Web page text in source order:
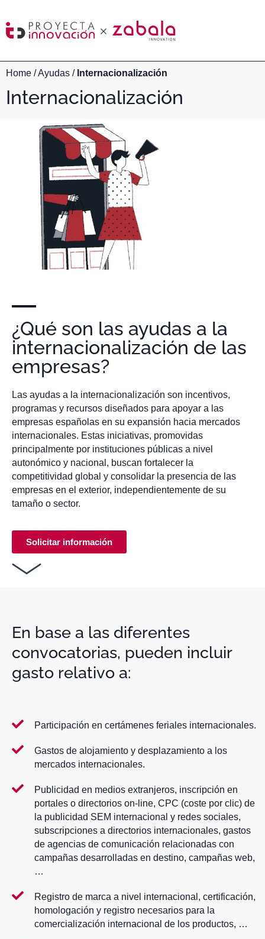
Home /Ayudas / Internacionalización
Internacionalización
¿Qué son las ayudas a la
internacionalización de las
empresas?
Las ayudas a la internacionalización son incentivos,
programas y recursos diseñados para apoyar a las
empresas españolas en su expansión hacia mercados
internacionales. Estas iniciativas, promovidas
principalmente por instituciones públicas a nivel
autonómico y nacional, buscan fortalecer la
competitividad global y consolidar la presencia de las
empresas en el exterior, independientemente de su
tamaño o sector.
Solicitar información
En base a las diferentes
convocatorias, pueden incluir
gasto relativo a:
Participación en certámenes feriales internacionales.
Gastos de alojamiento y desplazamiento a los
mercados internacionales.
Publicidad en medios extranjeros, inscripción en
portales o directorios on-line, CPC (coste por clic) de
la publicidad SEM internacional y redes sociales,
subscripciones a directorios internacionales, gastos
de agencias de comunicación relacionadas con
campañas desarrolladas en destino, campañas web,
…
Registro de marca a nivel internacional, certificación,
homologación y registro necesarios para la
comercialización internacional de los productos, …